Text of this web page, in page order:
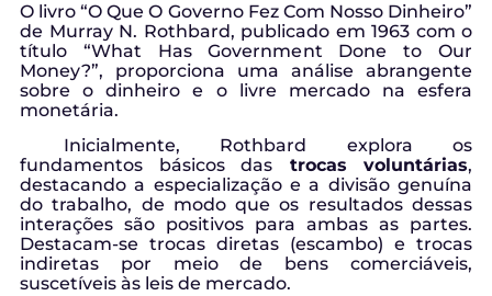
O livro “O Que O Governo Fez Com Nosso Dinheiro”
de Murray N. Rothbard, publicado em 1963 com o
título “What Has Government Done to Our
Money?”, proporciona uma análise abrangente
sobre o dinheiro e o livre mercado na esfera
monetária.
Inicialmente, Rothbard explora os
fundamentos básicos das trocas voluntárias,
destacando a especialização e a divisão genuína
do trabalho, de modo que os resultados dessas
interações são positivos para ambas as partes.
Destacam-se trocas diretas (escambo) e trocas
indiretas por meio de bens comerciáveis,
suscetíveis às leis de mercado.